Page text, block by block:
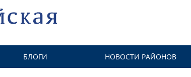
БЛОГИ НОВОСТИ РАЙОНОВ